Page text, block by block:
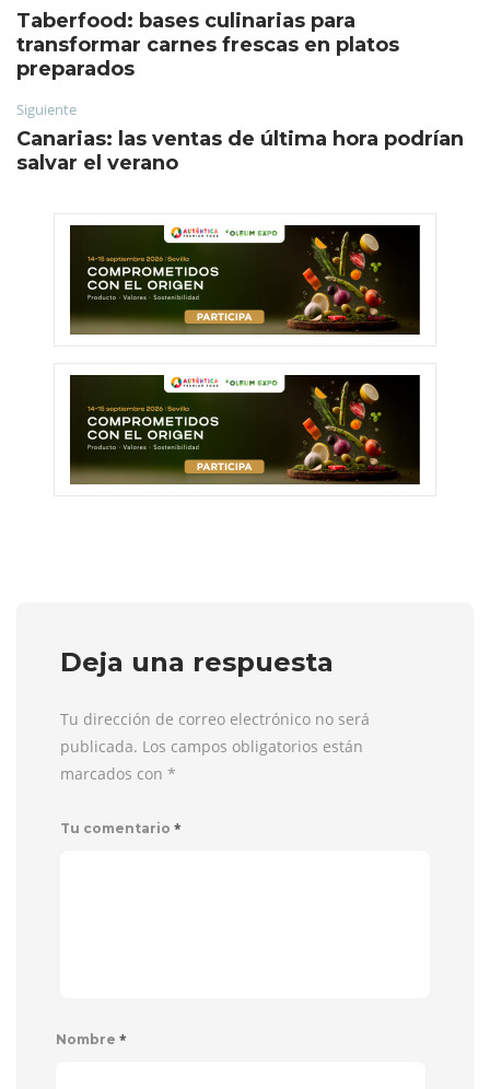
Taberfood: bases culinarias para
transformar carnes frescas en platos
preparados
Siguiente
Canarias: las ventas de última hora podrían
salvar el verano
Deja una respuesta
Tu dirección de correo electrónico no será
publicada. Los campos obligatorios están
marcados con *
Tu comentario *
Nombre *